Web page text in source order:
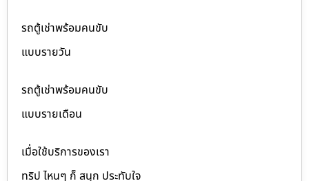
รถตู้เช่าพร้อมคนขับ
แบบรายวัน
รถตู้เช่าพร้อมคนขับ
แบบรายเดือน
เมื่อใช้บริการของเรา
ทริป ไหนๆ ก็ สนุก ประทับใจ